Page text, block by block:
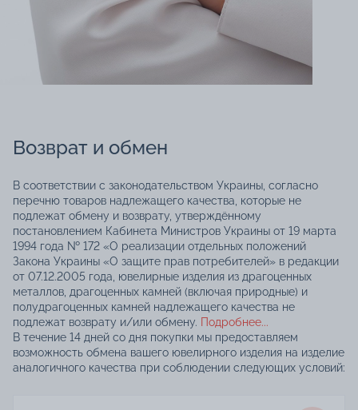
Возврат и обмен
В соответствии с законодательством Украины, согласно
перечню товаров надлежащего качества, которые не
подлежат обмену и возврату, утверждённому
постановлением Кабинета Министров Украины от 19 марта
1994 года № 172 «О реализации отдельных положений
Закона Украины «О защите прав потребителей» в редакции
от 07.12.2005 года, ювелирные изделия из драгоценных
металлов, драгоценных камней (включая природные) и
полудрагоценных камней надлежащего качества не
подлежат возврату и/или обмену. Подробнее...
В течение 14 дней со дня покупки мы предоставляем
возможность обмена вашего ювелирного изделия на изделие
аналогичного качества при соблюдении следующих условий: